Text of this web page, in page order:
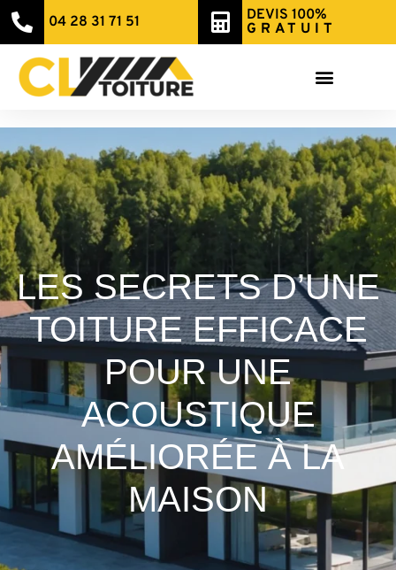
LES SECRETS D’UNE
TOITURE EFFICACE
POUR UNE
ACOUSTIQUE
AMÉLIORÉE À LA
MAISON
04 28 31 71 51
DEVIS 100%
GRATUIT